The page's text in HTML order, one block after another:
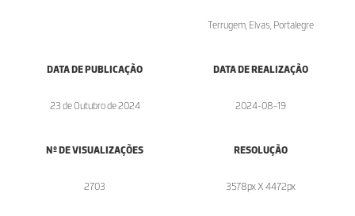
Terrugem, Elvas, Portalegre
DATA DE PUBLICAÇÃO
23 de Outubro de 2024
DATA DE REALIZAÇÃO
2024-08-19
Nº DE VISUALIZAÇÕES
2703
RESOLUÇÃO
3578px X 4472px